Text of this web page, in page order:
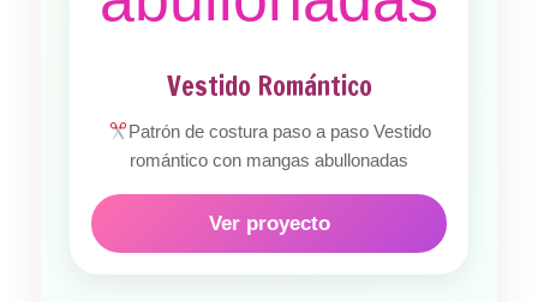
Vestido Romántico
Patrón de costura paso a paso Vestido
romántico con mangas abullonadas
Ver proyecto